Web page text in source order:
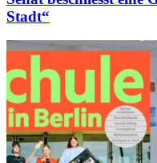
Stadt“